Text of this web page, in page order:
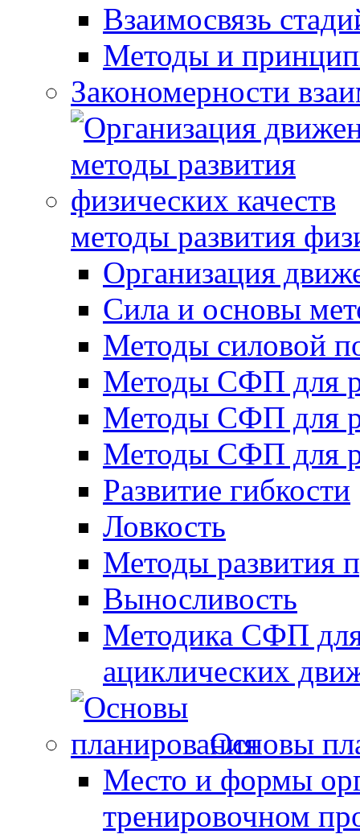
Взаимосвязь
Методы и
Закономерности
методы развития
Организация
Сила и основы
Методы силовой
Методы СФП для
Методы СФП для
Методы СФП для
Развитие гибкости
Ловкость
Методы развития
Выносливость
Методика СФП для
ациклических
Основы
Место и формы
тренировочном